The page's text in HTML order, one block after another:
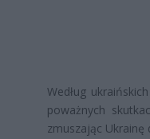
Według
poważnych
zmuszając